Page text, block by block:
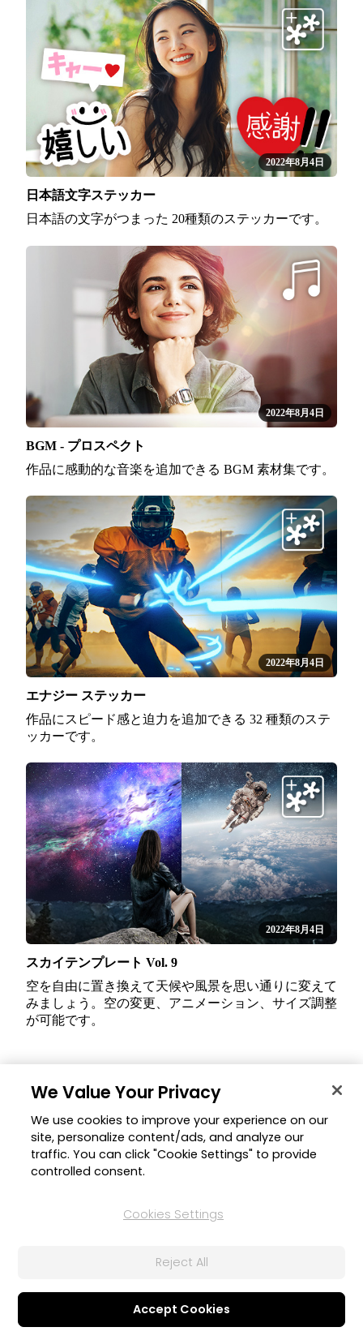
2022年8月4日
日本語文字ステッカー
日本語の文字がつまった 20種類のステッカーです。
2022年8月4日
BGM - プロスペクト
作品に感動的な音楽を追加できる BGM 素材集です。
2022年8月4日
エナジー ステッカー
作品にスピード感と迫力を追加できる 32 種類のステ
ッカーです。
2022年8月4日
スカイテンプレート Vol. 9
空を自由に置き換えて天候や風景を思い通りに変えて
みましょう。空の変更、アニメーション、サイズ調整
が可能です。
7月
2022
We Value Your Privacy
We use cookies to improve your experience on our
site, personalize content/ads, and analyze our
traffic. You can click "Cookie Settings" to provide
controlled consent.
Cookies Settings
Reject All
Accept Cookies